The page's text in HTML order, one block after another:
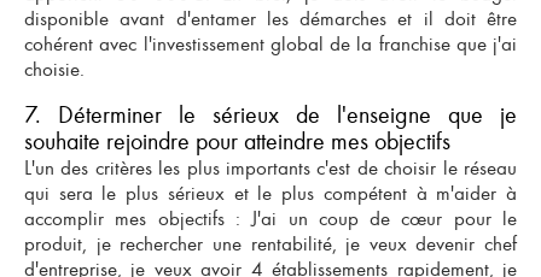
disponible avant d'entamer les démarches et il doit être
cohérent avec l'investissement global de la franchiseque j'ai
choisie.
7. Déterminer le sérieux de l'enseigne que je
souhaite rejoindre pour atteindre mes objectifs
L'un des critères les plus importants c'est de choisir le réseau
qui sera le plus sérieux et le plus compétent à m'aider à
accomplir mes objectifs : J'ai un coup de cœur pour le
produit, je rechercher une rentabilité, je veuxdevenir chef
d'entreprise, je veux avoir 4 établissements rapidement, je